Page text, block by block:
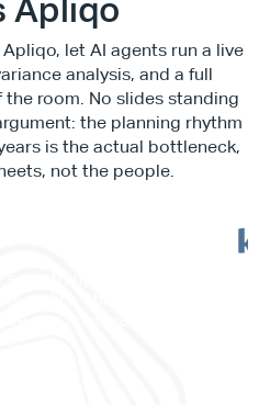
Apliqo
let AI agents run a live
analysis, and a full
room. No slides standing
the planning rhythm
is the actual bottleneck,
not the people.